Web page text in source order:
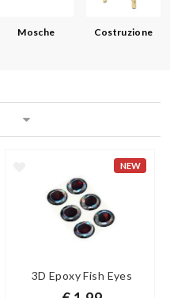
Mosche Costruzione
NEW
3D Epoxy Fish Eyes